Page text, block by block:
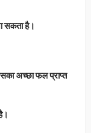
सकता है।
अच्छा फल प्राप्त